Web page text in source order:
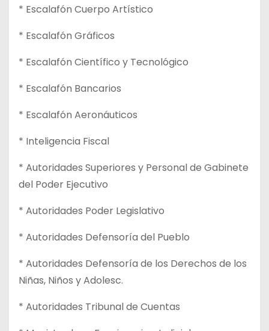
* Escalafón Cuerpo Artístico
* Escalafón Gráficos
* Escalafón Científico y Tecnológico
* Escalafón Bancarios
* Escalafón Aeronáuticos
* Inteligencia Fiscal
* Autoridades Superiores y Personal de Gabinete
del Poder Ejecutivo
* Autoridades Poder Legislativo
* Autoridades Defensoría del Pueblo
* Autoridades Defensoría de los Derechos de los
Niñas, Niños y Adolesc.
* Autoridades Tribunal de Cuentas